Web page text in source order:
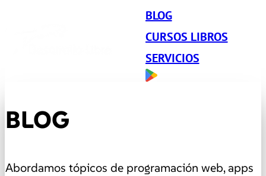
BLOG
CURSOS LIBROS
SERVICIOS
BLOG
Abordamos tópicos de programación web, apps